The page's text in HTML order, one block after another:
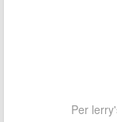
Per